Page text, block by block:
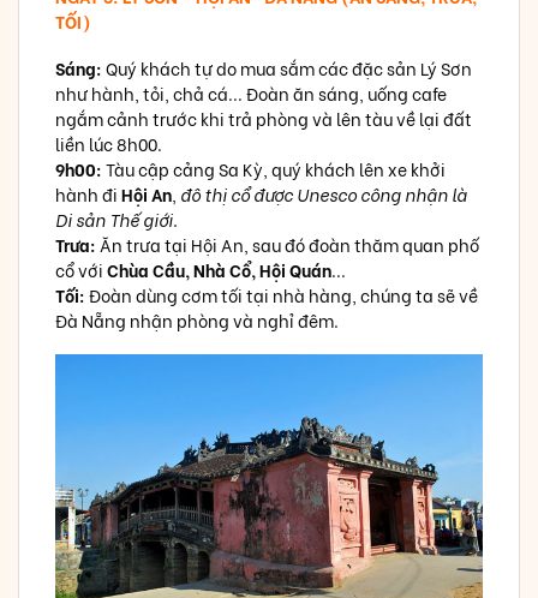
TỐI)
Sáng:Quý khách tự do mua sắm các đặc sản Lý Sơn
như hành, tỏi, chả cá... Đoàn ăn sáng, uống cafe
ngắm cảnh trước khi trả phòng và lên tàu về lại đất
liền lúc 8h00.
9h00:Tàu cập cảng Sa Kỳ, quý khách lên xe khởi
hành điHội An đô thị cổ được Unesco công nhận là
Di sản Thế giới.
Trưa: Ăn trưa tại Hội An, sau đó đoàn thăm quan phố
cổ vớiChùa Cầu, Nhà Cổ, Hội Quán...
Tối:Đoàn dùng cơm tối tại nhà hàng, chúng ta sẽ về
Đà Nẵng nhận phòng và nghỉ đêm.